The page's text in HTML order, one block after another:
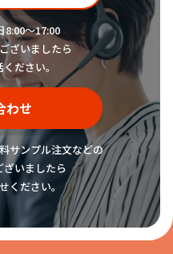
8:00〜17:00
ざいましたら
ださい。
わせ
サンプル注文などの
ざいましたら
ください。